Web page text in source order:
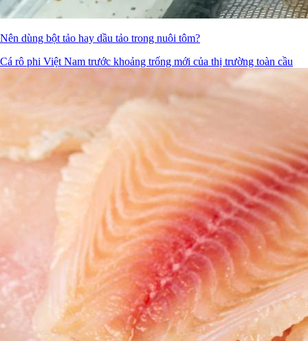
Nên dùng bột tảo hay dầu tảo trong nuôi tôm?
Cá rô phi Việt Nam trước khoảng trống mới của thị trường toàn cầu